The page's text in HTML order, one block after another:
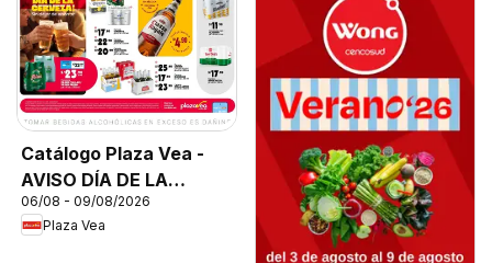
Catálogo Plaza Vea -
AVISO DÍA DE LA
CERVEZA
06/08 - 09/08/2026
Plaza Vea